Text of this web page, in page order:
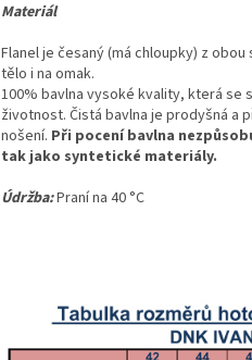
Materiál
Flanel je česaný (má chloupky) z
tělo i na omak.
100% bavlna vysoké kvality, která se
životnost. Čistá bavlna je prodyšná a
nošení. Při pocení bavlna
tak jako syntetické materiály.
Údržba:Praní na 40 °C